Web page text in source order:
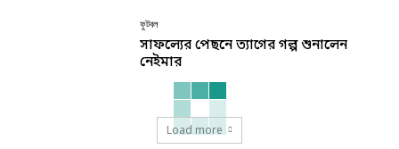
ফুটবল
সাফল্যের পেছনে ত্যাগের গল্প শুনালেন
নেইমার
Load more